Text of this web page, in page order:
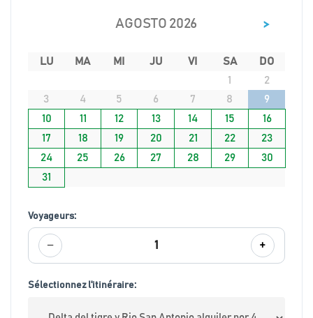
AGOSTO 2026 >
LU MA MI JU VI SA
DO
1
2
3
4 5 6 7 8
9
10
11 12 13 14 15
16
17
18 19 20 21 22
23
24
25 26 27 28 29
30
31
Voyageurs:
− 1 +
Sélectionnez l'itinéraire: